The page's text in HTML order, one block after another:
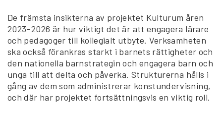
De främsta insikterna av projektet Kulturum åren
2023–2026 är hur viktigt det är att engagera lärare
och pedagoger till kollegialt utbyte. Verksamheten
ska också förankras starkt i barnets rättigheter och
den nationella barnstrategin och engagera barn och
unga till att delta och påverka. Strukturerna hålls i
gång av dem som administrerar konstundervisning,
och där har projektet fortsättningsvis en viktig roll.